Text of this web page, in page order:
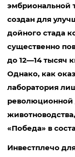
эмбриональной
создан для
дойного стада
существенно
до 12—14 тысяч
Однако, как
лаборатория
революционной
«Победа» в
Инвестплечо